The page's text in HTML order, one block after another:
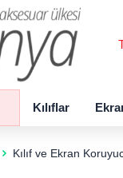
Kılıflar
Kılıf ve Ekran